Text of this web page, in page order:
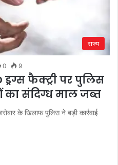
राज्य
0 9
फैक्ट्री पर पुलिस
का संदिग्ध माल जब्त
के खिलाफ पुलिस ने बड़ी कार्रवाई